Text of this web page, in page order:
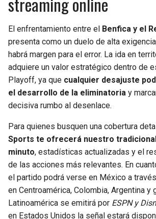
El enfrentamiento entre el Benfica y el
presenta como un duelo de alta
habrá margen para el error. La ida en
adquiere un valor estratégico dentro de
Playoff, ya que cualquier desajuste
el desarrollo de la eliminatoria y
decisiva rumbo al desenlace.
Para quienes busquen una cobertura
Sports te ofrecerá nuestro
minuto, estadísticas actualizadas y el
de las acciones más relevantes. En
el partido podrá verse en México a
en Centroamérica, Colombia, Argentina y
Latinoamérica se emitirá por ESPN y
en Estados Unidos la señal estará